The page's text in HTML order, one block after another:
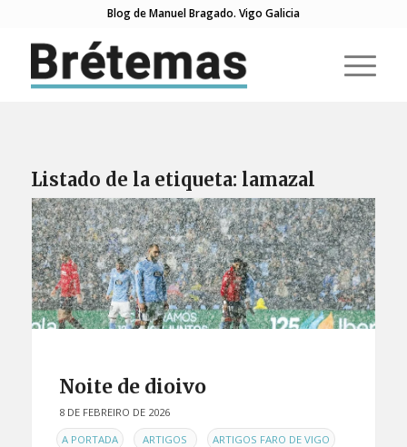
Blog de Manuel Bragado. Vigo Galicia
Listado de la etiqueta: lamazal
Noite de dioivo
8 DE FEBREIRO DE 2026
ENA PORTADA , ARTIGOS , ARTIGOS FARO DE VIGO ,